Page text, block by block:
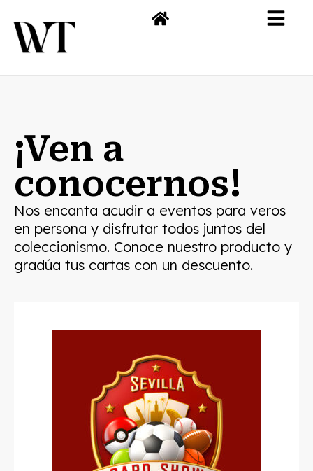
¡Ven a
conocernos!
Nos encanta acudir a eventos para veros
en persona y disfrutar todos juntos del
coleccionismo. Conoce nuestro producto y
gradúa tus cartas con un descuento.